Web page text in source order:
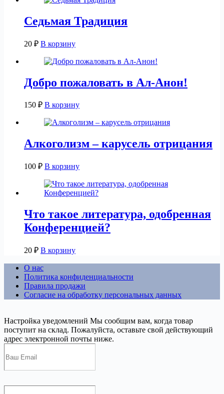
Седьмая Традиция
20 ₽ В корзину
Добро пожаловать в Ал-Анон!
150 ₽ В корзину
Алкоголизм – карусель отрицания
100 ₽ В корзину
Что такое литература, одобренная
Конференцией?
20 ₽ В корзину
О нас
Политика конфиденциальности
Правила продажи
Согласие на обработку персональных данных
Настройка уведомлений Мы сообщим вам, когда товар
поступит на склад. Пожалуйста, оставьте свой действующий
адрес электронной почты ниже.